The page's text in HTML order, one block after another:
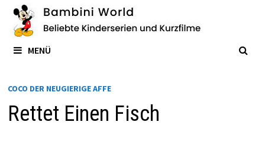
Zum
Inhalt
springen
MENÜ
COCO DER NEUGIERIGE AFFE
Rettet Einen Fisch